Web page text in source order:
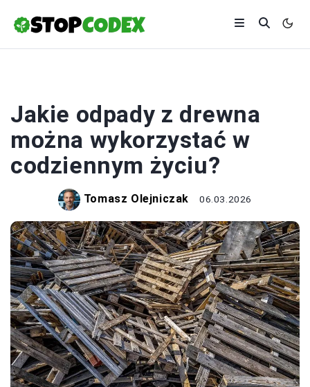
Jakie odpady z drewna
można wykorzystać w
codziennym życiu?
Tomasz Olejniczak 06.03.2026